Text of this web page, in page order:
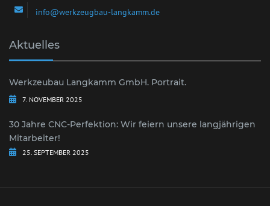
info@werkzeugbau-langkamm.de
Aktuelles
Werkzeubau Langkamm GmbH. Portrait.
7. NOVEMBER 2025
30 Jahre CNC-Perfektion: Wir feiern unsere langjährigen
Mitarbeiter!
25. SEPTEMBER 2025